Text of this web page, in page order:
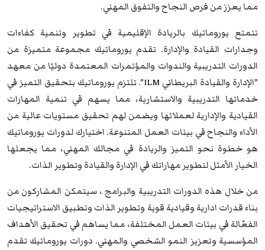
مما يعزز من فرص النجاح والتفوق المهني.
تتمتع يوروماتيك بالريادة الإقليمية في تطوير وتنمية كفاءات
وجدارات القيادة والإدارة. تقدم يوروماتيك مجموعة متميزة من
الدورات التدريبية والندوات والمؤتمرات المعتمدة دوليًا من معهد
"الإدارة والقيادة البريطاني ILM". تلتزم يوروماتيك بتحقيق التميز في
خدماتها التدريبية والاستشارية، مما يسهم في تنمية المهارات
القيادية والإدارية لعملائها ويضمن لهم تحقيق مستويات عالية من
الأداء والنجاح في بيئات العمل المتنوعة. اختيارك لدورات يوروماتيك
هو خطوة نحو التميز والريادة في مجالك المهني، مما يجعلها
الخيار الأمثل لتطوير مهاراتك في الإدارة والقيادة وتطوير الذات.
من خلال هذه الدورات التدريبية والبرامج ، سيتمكن المشاركون من
بناء قدرات ادارية وقيادية قوية وتطوير الذات وتطبيق الاستراتيجيات
الفعّالة في بيئات العمل المختلفة، مما يساهم في تحقيق الأهداف
المؤسسية وتعزيز النمو الشخصي والمهني. دورات يوروماتيك تقدم